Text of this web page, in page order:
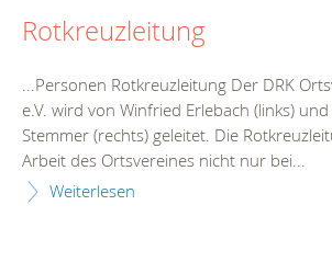
Rotkreuzleitung
...Personen Rotkreuzleitung Der DRK
e.V. wird von Winfried Erlebach (links)
Stemmer (rechts) geleitet. Die
Arbeit des Ortsvereines nicht nur bei...
Weiterlesen